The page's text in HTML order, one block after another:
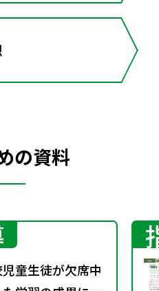
の資料
童生徒が欠席中